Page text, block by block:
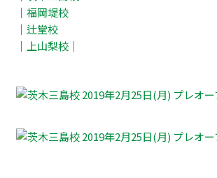
｜ 福岡堤校
｜ 辻堂校
｜ 上山梨校｜